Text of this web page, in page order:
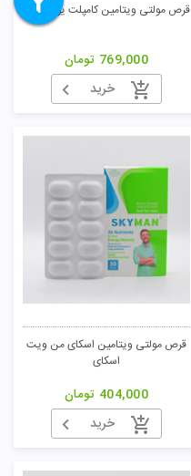
قرص مولتی ویتامین کامپلت یوروویتال
769,000 تومان
خرید
قرص مولتی ویتامین اسکای من ویت
اسکای
404,000 تومان
خرید